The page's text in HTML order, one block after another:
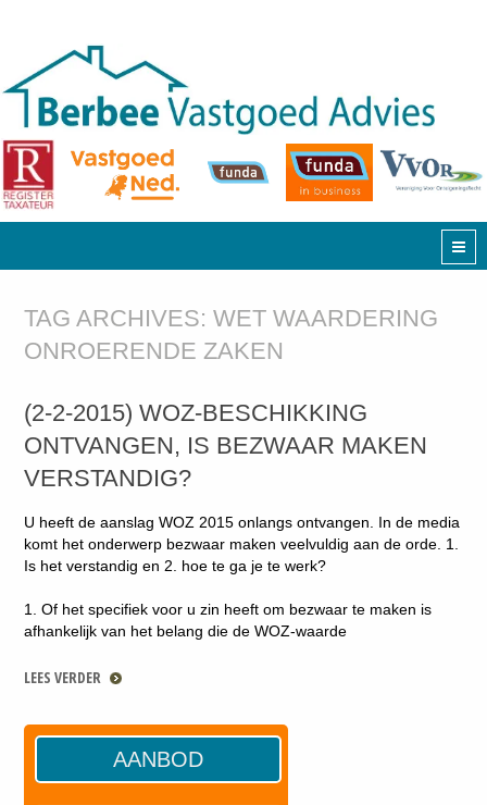
TAG ARCHIVES:WET WAARDERING
ONROERENDE ZAKEN
(2-2-2015) WOZ-BESCHIKKING
ONTVANGEN, IS BEZWAAR MAKEN
VERSTANDIG?
U heeft de aanslag WOZ 2015 onlangs ontvangen. In de media
komt het onderwerp bezwaar maken veelvuldig aan de orde. 1.
Is het verstandig en 2. hoe te ga je te werk?
1. Of het specifiek voor u zin heeft om bezwaar te maken is
afhankelijk van het belang die de WOZ-waarde
LEES VERDER
AANBOD